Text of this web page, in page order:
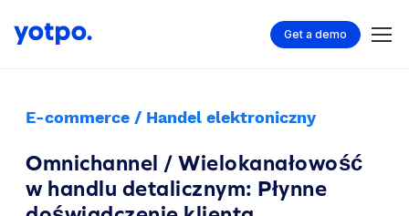
Get a demo
E-commerce / Handel elektroniczny
Omnichannel / Wielokanałowość
w handlu detalicznym: Płynne